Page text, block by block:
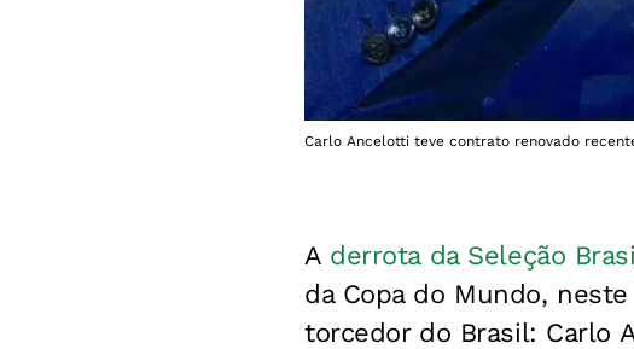
Carlo Ancelotti teve contrato renovado
A derrota da Seleção
da Copa do Mundo,
torcedor do Brasil: Carlo